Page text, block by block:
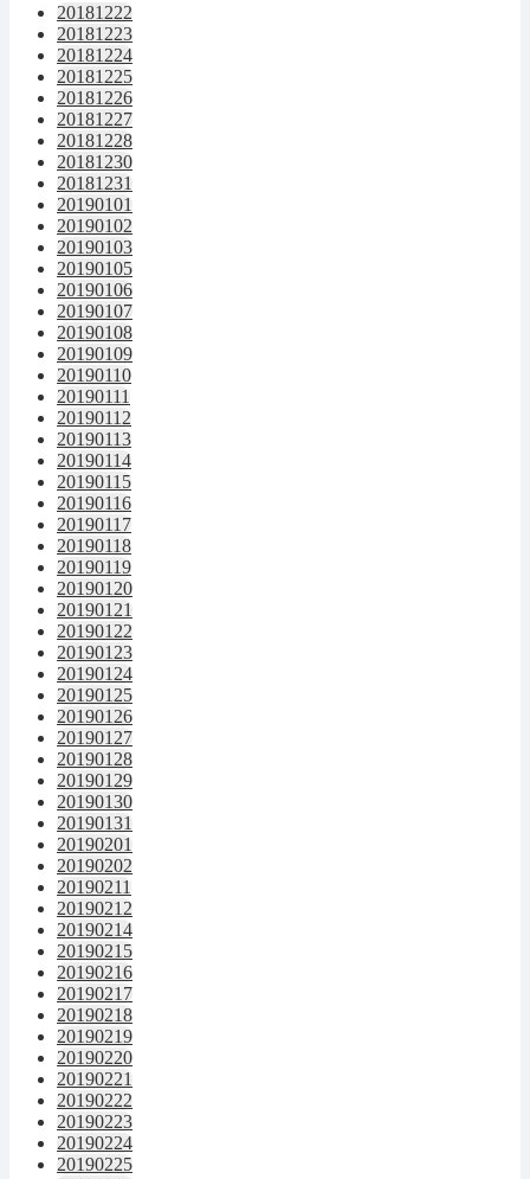
20181222
20181223
20181224
20181225
20181226
20181227
20181228
20181230
20181231
20190101
20190102
20190103
20190105
20190106
20190107
20190108
20190109
20190110
20190111
20190112
20190113
20190114
20190115
20190116
20190117
20190118
20190119
20190120
20190121
20190122
20190123
20190124
20190125
20190126
20190127
20190128
20190129
20190130
20190131
20190201
20190202
20190211
20190212
20190214
20190215
20190216
20190217
20190218
20190219
20190220
20190221
20190222
20190223
20190224
20190225